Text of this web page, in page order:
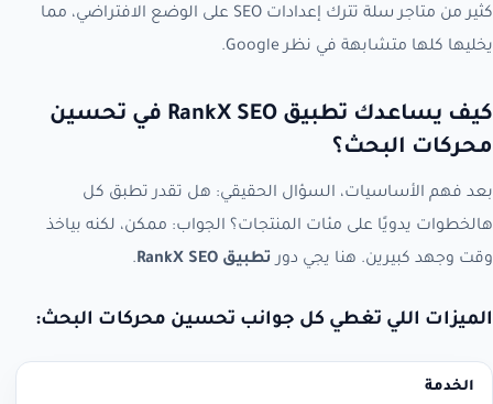
كثير من متاجر سلة تترك إعدادات SEO على الوضع الافتراضي، مما
يخليها كلها متشابهة في نظر Google.
كيف يساعدك تطبيق RankX SEO في تحسين
محركات البحث؟
بعد فهم الأساسيات، السؤال الحقيقي: هل تقدر تطبق كل
هالخطوات يدويًا على مئات المنتجات؟ الجواب: ممكن، لكنه بياخذ
وقت وجهد كبيرين. هنا يجي دور تطبيق RankX SEO .
الميزات اللي تغطي كل جوانب تحسين محركات البحث:
الخدمة